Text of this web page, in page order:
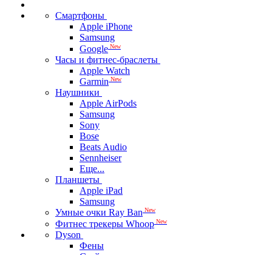
Смартфоны
Apple iPhone
Samsung
Google New
Часы и фитнес-браслеты
Apple Watch
Garmin New
Наушники
Apple AirPods
Samsung
Sony
Bose
Beats Audio
Sennheiser
Еще...
Планшеты
Apple iPad
Samsung
Умные очки Ray Ban New
Фитнес трекеры Whoop New
Dyson
Фены